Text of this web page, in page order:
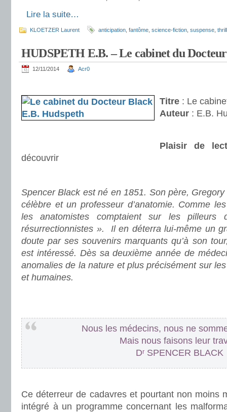
Lire la suite…
KLOETZER Laurent anticipation fantôme science-fiction suspense
HUDSPETH E.B. – Le cabinet du
12/11/2014 Acr0
Titre : Le
Auteur : E.B.
Plaisir de
découvrir
Spencer Black est né en 1851. Son père,
célèbre et un professeur d’anatomie. Comme
les anatomistes comptaient sur les pilleurs
résurrectionnistes ». Il en déterra lui-même un
doute par ses souvenirs marquants qu’à son
est intéressé. Dès sa deuxième année de
anomalies de la nature et plus précisément sur
et humaines.
Nous les médecins, nous ne
Mais nous faisons leur
DʳSPENCER BLACK
Ce déterreur de cadavres et pourtant non moins
intégré à un programme concernant les